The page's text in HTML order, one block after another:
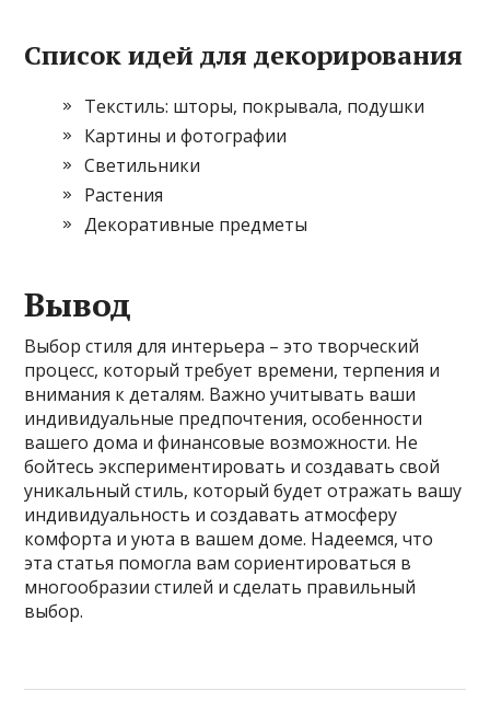
Список идей для декорирования
Текстиль: шторы, покрывала, подушки
Картины и фотографии
Светильники
Растения
Декоративные предметы
Вывод
Выбор стиля для интерьера – это творческий
процесс, который требует времени, терпения и
внимания к деталям. Важно учитывать ваши
индивидуальные предпочтения, особенности
вашего дома и финансовые возможности. Не
бойтесь экспериментировать и создавать свой
уникальный стиль, который будет отражать вашу
индивидуальность и создавать атмосферу
комфорта и уюта в вашем доме. Надеемся, что
эта статья помогла вам сориентироваться в
многообразии стилей и сделать правильный
выбор.